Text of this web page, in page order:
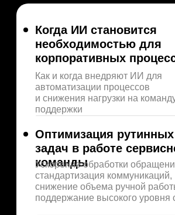
Когда ИИ становится
необходимостью для
корпоративных
Как и когда внедряют ИИ для
автоматизации процессов
и снижения нагрузки на
поддержки
Оптимизация рутинных
задач в работе
команды
Ускорение обработки
стандартизация коммуникаций,
снижение объема ручной
поддержание высокого уровня